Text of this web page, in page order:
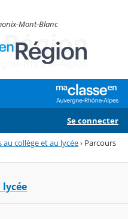
Mont-Blanc
Se connecter
au collège et au lycée› Parcours